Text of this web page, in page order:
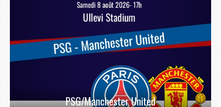
PSG/Manchester United